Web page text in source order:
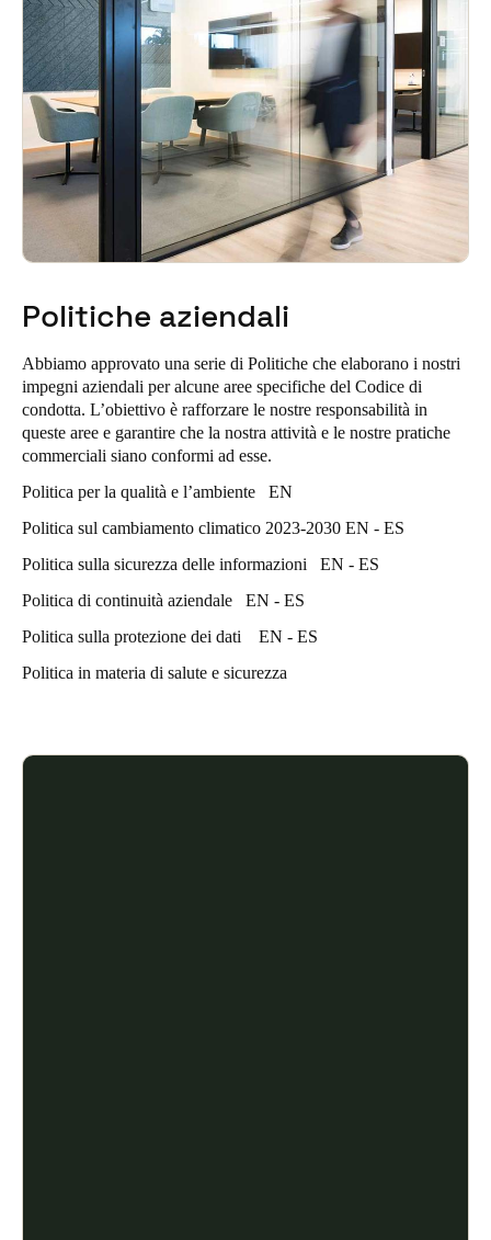
Sweden
SvenskaEnglish
Norway
NorskEnglish
Finland
Salva nuova selezione come predefinita
Politiche aziendali
Abbiamo approvato una serie di Politiche che elaborano i nostri
impegni aziendali per alcune aree specifiche del Codice di
condotta. L’obiettivo è rafforzare le nostre responsabilità in
queste aree e garantire che la nostra attività e le nostre pratiche
commerciali siano conformi ad esse.
Politica per la qualità e l’ambiente
EN
Politica sul cambiamento climatico 2023-2030 EN - ES
Politica sulla sicurezza delle informazioni
EN - ES
Politica di continuità aziendale
EN - ES
Politica sulla protezione dei dati
EN - ES
Politica in materia di salute e sicurezza